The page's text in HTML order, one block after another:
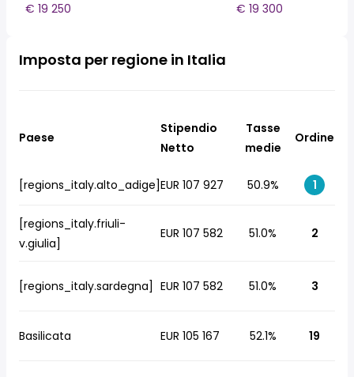
€ 19 250
€ 19 300
Imposta per regione in Italia
Paese
Stipendio
Netto
Tasse
medie
Ordine
[regions_italy.alto_adige]EUR 107 927 50.9% 1
[regions_italy.friuli-
v.giulia]
EUR 107 582 51.0% 2
[regions_italy.sardegna] EUR 107 582 51.0% 3
Basilicata EUR 105 167 52.1% 19